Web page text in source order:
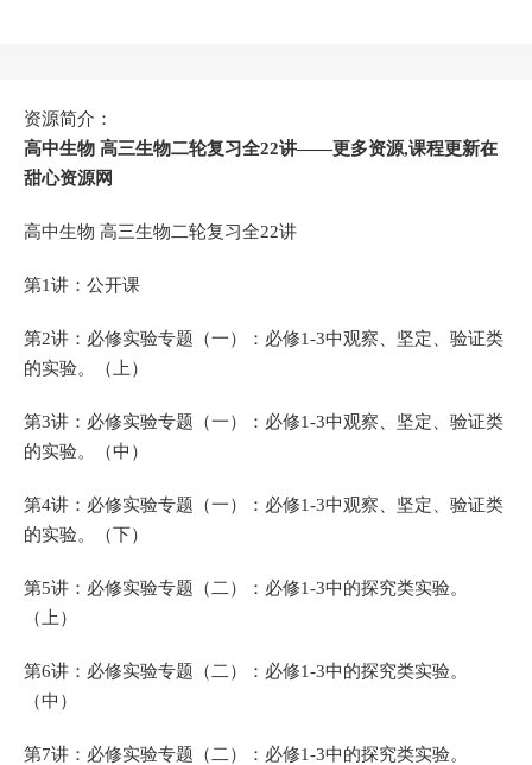
资源简介：
高中生物 高三生物二轮复习全22讲——更多资源,课程更新在
甜心资源网
高中生物 高三生物二轮复习全22讲
第1讲：公开课
第2讲：必修实验专题（一）：必修1-3中观察、坚定、验证类
的实验。（上）
第3讲：必修实验专题（一）：必修1-3中观察、坚定、验证类
的实验。（中）
第4讲：必修实验专题（一）：必修1-3中观察、坚定、验证类
的实验。（下）
第5讲：必修实验专题（二）：必修1-3中的探究类实验。
（上）
第6讲：必修实验专题（二）：必修1-3中的探究类实验。
（中）
第7讲：必修实验专题（二）：必修1-3中的探究类实验。